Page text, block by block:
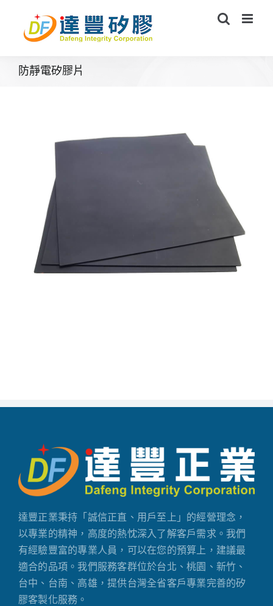
content
防靜電矽膠片
達豐正業秉持「誠信正直、用戶至上」的經營理念，
以專業的精神，高度的熱忱深入了解客戶需求。我們
有經驗豐富的專業人員，可以在您的預算上，建議最
適合的品項。我們服務客群位於台北、桃園、新竹、
台中、台南、高雄，提供台灣全省客戶專業完善的矽
膠客製化服務。